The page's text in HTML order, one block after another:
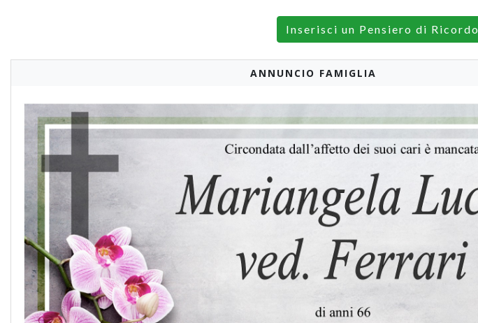
Inserisci un Pensiero di Ricordo
ANNUNCIO FAMIGLIA